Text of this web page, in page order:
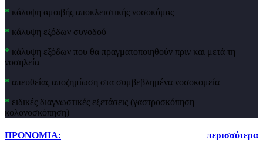
* κάλυψη αμοιβής αποκλειστικής νοσοκόμας
* κάλυψη εξόδων συνοδού
* κάλυψη εξόδων που θα πραγματοποιηθούν πριν και μετά τη
νοσηλεία
* απευθείας αποζημίωση στα συμβεβλημένα νοσοκομεία
* ειδικές διαγνωστικές εξετάσεις (γαστροσκόπηση –
κολονοσκόπηση)
ΠΡΟΝΟΜΙΑ: περισσότερα